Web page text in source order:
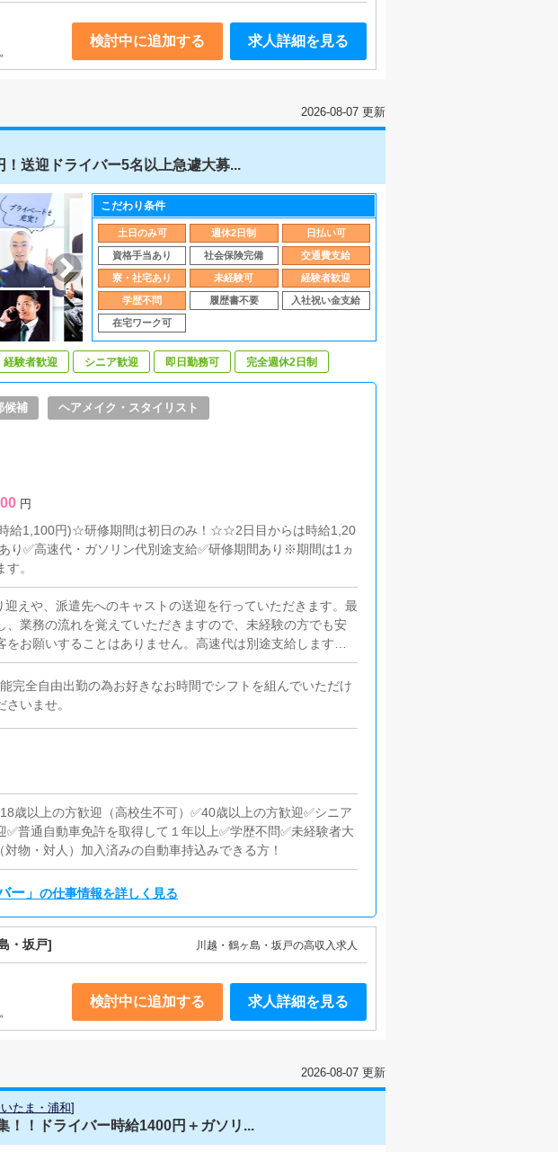
検討中に追加する 求人詳細を見る
2026-08-07 更新
！送迎ドライバー5名以上急遽大募...
こだわり条件
土日のみ可 週休2日制 日払い可
資格手当あり 社会保険完備 交通費支給
寮・社宅あり 未経験可 経験者歓迎
学歴不問 履歴書不要 入社祝い金支給
在宅ワーク可
経験者歓迎 シニア歓迎 即日勤務可 完全週休2日制
候補 ヘアメイク・スタイリスト
円
給1,100円)☆研修期間は初日のみ！☆☆2日目からは時給1,20
り✅高速代・ガソリン代別途支給✅研修期間あり※期間は1ヵ
。
えや、派遣先へのキャストの送迎を行っていただきます。最
業務の流れを覚えていただきますので、未経験の方でも安
お願いすることはありません。高速代は別途支給します。
ございます。✅清掃業務その他空いた時間に、事務所・待機
いすることがあります。車の運転と気配りが出来る方であれ
い間は自分の自由時間になりますので、仮眠を取ったり、
完全自由出勤の為お好きなお時間でシフトを組んでいただけ
いませ。
以上の方歓迎（高校生不可）✅40歳以上の方歓迎✅シニア
普通自動車免許を取得して１年以上✅学歴不問✅未経験者大
物・対人）加入済みの自動車持込みできる方！
ー」 の仕事情報を詳しく見る
・坂戸] 川越・鶴ヶ島・坂戸の高収入求人
検討中に追加する 求人詳細を見る
2026-08-07 更新
たま・浦和]
！！ドライバー時給1400円＋ガソリ...